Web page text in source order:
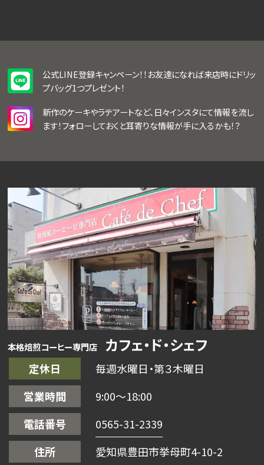
公式LINE登録キャンペーン！！お友達になれば来店時にドリッ
プバッグ1つプレゼント！
新作のケーキやラテアートなど、日々インスタにて情報を流し
ます！フォローしておくと耳寄りな情報が手に入るかも！？
本格焙煎コーヒー専門店 カフェ・ド・シェフ
定休日
毎週水曜日・第３木曜日
営業時間
9:00〜18:00
電話番号
0565-31-2339
住所
愛知県豊田市挙母町4-10-2